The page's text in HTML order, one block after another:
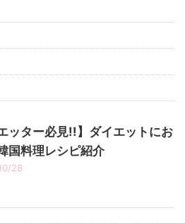
ッター必見!!】ダイエットにお
国料理レシピ紹介
28